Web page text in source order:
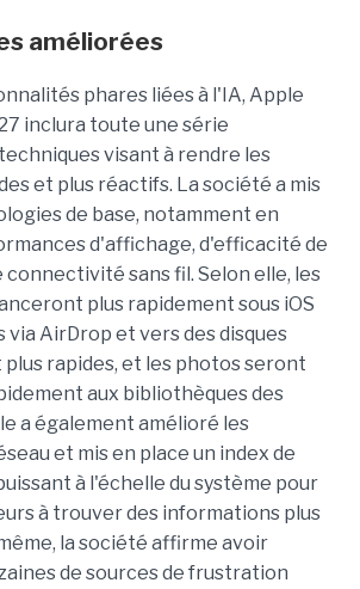
améliorées
phares liées à l'IA, Apple
inclura toute une série
visant à rendre les
et plus réactifs. La société a mis
de base, notamment en
d'affichage, d'efficacité de
sans fil. Selon elle, les
plus rapidement sous iOS
via AirDrop et vers des disques
rapides, et les photos seront
aux bibliothèques des
a également amélioré les
et mis en place un index de
à l'échelle du système pour
à trouver des informations plus
la société affirme avoir
de sources de frustration